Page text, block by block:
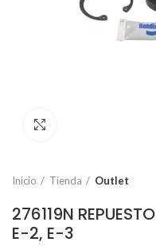
Inicio Tienda Outlet
276119N
E-2, E-3